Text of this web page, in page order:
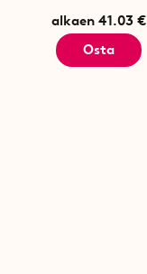
alkaen 41.03 €
Osta